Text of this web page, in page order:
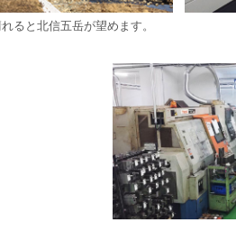
ると北信五岳が望めます。